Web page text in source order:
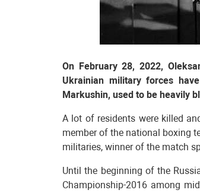
On February 28, 2022,
Ukrainian military forces
Markushin, used to be heavily
A lot of residents were killed
member of the national boxing
militaries, winner of the match
Until the beginning of the
Championship-2016 among